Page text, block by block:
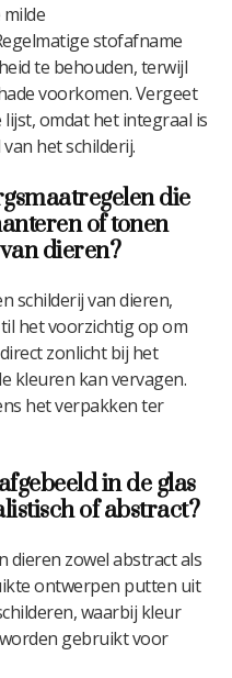
stofafname
te behouden, terwijl
voorkomen. Vergeet
omdat het integraal is
het schilderij.
die
of tonen
dieren?
schilderij van dieren,
het voorzichtig op om
zonlicht bij het
kleuren kan vervagen.
het verpakken ter
in de glas
of abstract?
dieren zowel abstract als
ontwerpen putten uit
waarbij kleur
gebruikt voor